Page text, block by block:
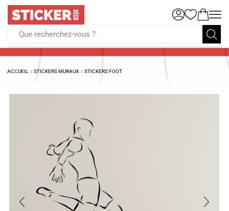
Que recherchez-vous ?
ACCUEIL STICKERS MURAUX STICKERS FOOT